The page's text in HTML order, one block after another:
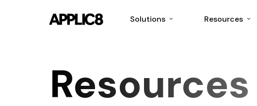
Solutions Resources
Resources